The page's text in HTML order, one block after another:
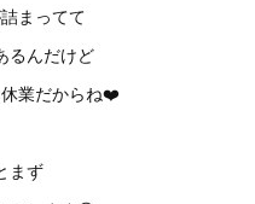
まってて
るんだけど
業だからね❤️
まず